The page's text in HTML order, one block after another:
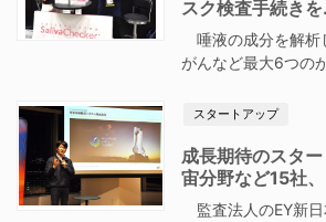
スク検査手続き
唾液の成分を解析
がんなど最大6つの
スタートアップ
成長期待のスタ
宙分野など15社
監査法人のEY新